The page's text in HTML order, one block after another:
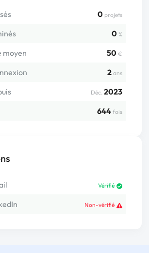
0 projets
0 %
moyen 50 €
2 ans
Déc. 2023
644 fois
Vérifié
Non-vérifié